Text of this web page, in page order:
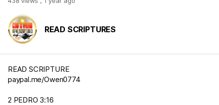
READ SCRIPTURES
READ SCRIPTURE
paypal.me/Owen0774
2 PEDRO 3:16